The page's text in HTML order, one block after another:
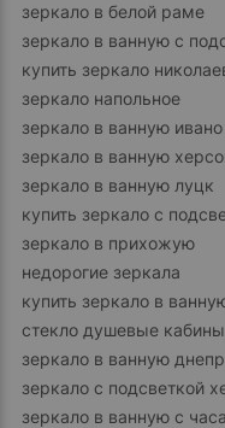
зеркало в белой раме
зеркало в ванную с
купить зеркало
зеркало напольное
зеркало в ванную
зеркало в ванную
зеркало в ванную луцк
купить зеркало с
зеркало в прихожую
недорогие зеркала
купить зеркало в
стекло душевые кабины
зеркало в ванную днепр
зеркало с подсветкой
зеркало в ванную с